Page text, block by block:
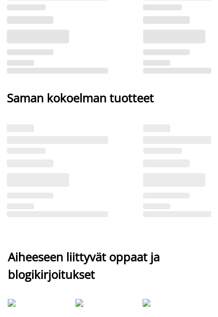
Saman kokoelman tuotteet
Aiheeseen liittyvät oppaat ja
blogikirjoitukset